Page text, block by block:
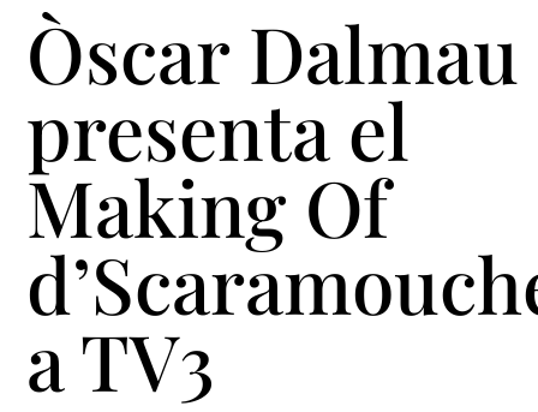
Òscar Dalmau
presenta el
Making Of
a TV3